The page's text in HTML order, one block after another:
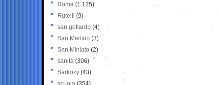
Roma (1.125)
Rutelli (9)
san gottardo (4)
San Martino (3)
San Miniato (2)
sanità (306)
Sarkozy (43)
scuola (354)